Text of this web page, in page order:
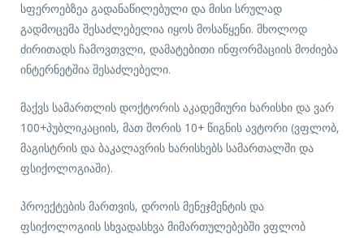
სფეროებზეა გადანაწილებული და მისი სრულად
გადმოცემა შესაძლებელია იყოს მოსაწყენი. მხოლოდ
ძირითადს ჩამოვთვლი, დამატებითი ინფორმაციის მოძიება
ინტერნეტშია შესაძლებელი.
მაქვს სამართლის დოქტორის აკადემიური ხარისხი და ვარ
100+პუბლიკაციის, მათ შორის 10+ წიგნის ავტორი (ვფლობ,
მაგისტრის და ბაკალავრის ხარისხებს სამართალში და
ფსიქოლოგიაში).
პროექტების მართვის, დროის მენეჯმენტის და
ფსიქოლოგიის სხვადასხვა მიმართულებებში ვფლობ